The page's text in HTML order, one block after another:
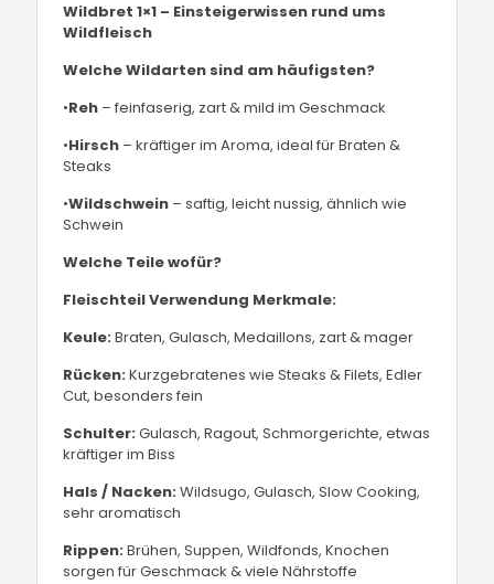
Wildbret 1×1 – Einsteigerwissen rund ums
Wildfleisch
Welche Wildarten sind am häufigsten?
•Reh – feinfaserig, zart & mild im Geschmack
•Hirsch – kräftiger im Aroma, ideal für Braten &
Steaks
•Wildschwein – saftig, leicht nussig, ähnlich wie
Schwein
Welche Teile wofür?
FleischteilVerwendung Merkmale:
Keule:Braten, Gulasch, Medaillons, zart & mager
Rücken:Kurzgebratenes wie Steaks & Filets, Edler
Cut, besonders fein
Schulter:Gulasch, Ragout, Schmorgerichte, etwas
kräftiger im Biss
Hals / Nacken:Wildsugo, Gulasch, Slow Cooking,
sehr aromatisch
Rippen:Brühen, Suppen, Wildfonds, Knochen
sorgen für Geschmack & viele Nährstoffe